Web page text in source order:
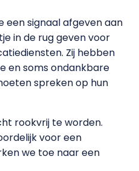
een signaal afgeven aan
in de rug geven voor
Zij hebben
en soms ondankbare
spreken op hun
rookvrij te worden.
voor een
we toe naar een